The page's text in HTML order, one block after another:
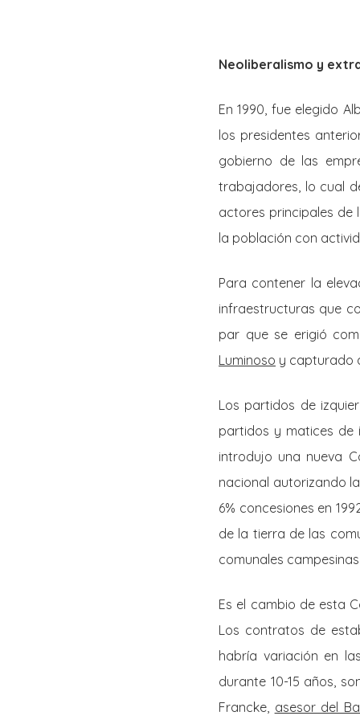
Neoliberalismo y
En 1990, fue elegido
los presidentes
gobierno de las
trabajadores, lo cual
actores principales de
la población con
Para contener la
infraestructuras que
par que se erigió
Luminoso y capturado
Los partidos de
partidos y matices de
introdujo una nueva
nacional autorizando
6% concesiones en
de la tierra de las
comunales
Es el cambio de esta
Los contratos de
habría variación en
durante 10-15 años,
Francke, asesor del